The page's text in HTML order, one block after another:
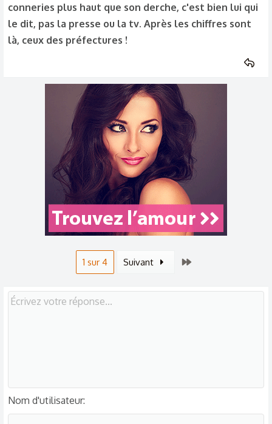
conneries plus haut que son derche, c'est bien lui qui
le dit, pas la presse ou la tv. Après les chiffres sont
là, ceux des préfectures !
1 sur 4 Suivant
Nom d'utilisateur